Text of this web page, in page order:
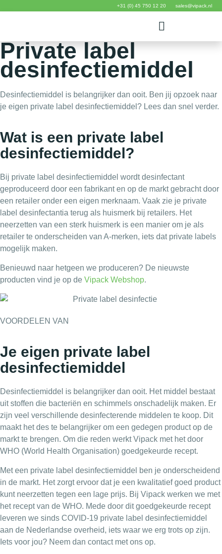
+31 (0) 45 750 12 20 sales@vipack.nl
Private label
desinfectiemiddel
Desinfectiemiddel is belangrijker dan ooit. Ben jij opzoek naar
je eigen private label desinfectiemiddel? Lees dan snel verder.
Wat is een private label
desinfectiemiddel?
Bij private label desinfectiemiddel wordt desinfectant
geproduceerd door een fabrikant en op de markt gebracht door
een retailer onder een eigen merknaam. Vaak zie je private
label desinfectantia terug als huismerk bij retailers. Het
neerzetten van een sterk huismerk is een manier om je als
retailer te onderscheiden van A-merken, iets dat private labels
mogelijk maken.
Benieuwd naar hetgeen we produceren? De nieuwste
producten vind je op de Vipack Webshop.
VOORDELEN VAN
Je eigen private label
desinfectiemiddel
Desinfectiemiddel is belangrijker dan ooit. Het middel bestaat
uit stoffen die bacteriën en schimmels onschadelijk maken. Er
zijn veel verschillende desinfecterende middelen te koop. Dit
maakt het des te belangrijker om een gedegen product op de
markt te brengen. Om die reden werkt Vipack met het door
WHO (World Health Organisation) goedgekeurde recept.
Met een private label desinfectiemiddel ben je onderscheidend
in de markt. Het zorgt ervoor dat je een kwalitatief goed product
kunt neerzetten tegen een lage prijs. Bij Vipack werken we met
het recept van de WHO. Mede door dit goedgekeurde recept
leveren we sinds COVID-19 private label desinfectiemiddel
aan de Nederlandse overheid, iets waar we erg trots op zijn.
Iets voor jou? Neem dan contact met ons op.